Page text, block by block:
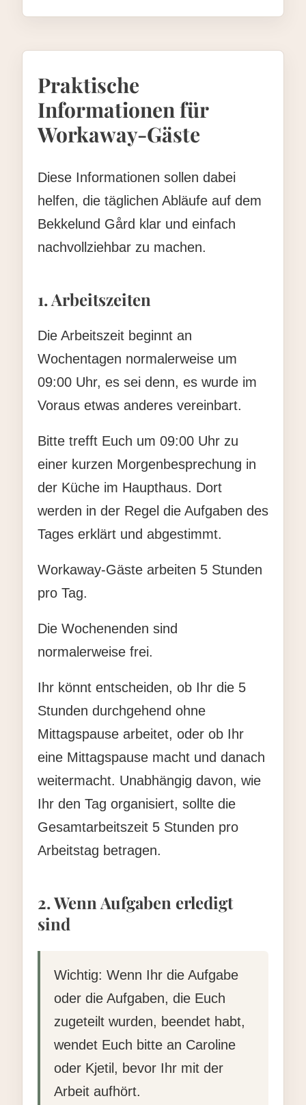
Praktische
Informationen für
Workaway-Gäste
Diese Informationen sollen dabei
helfen, die täglichen Abläufe auf dem
Bekkelund Gård klar und einfach
nachvollziehbar zu machen.
1. Arbeitszeiten
Die Arbeitszeit beginnt an
Wochentagen normalerweise um
09:00 Uhr, es sei denn, es wurde im
Voraus etwas anderes vereinbart.
Bitte trefft Euch um 09:00 Uhr zu
einer kurzen Morgenbesprechung in
der Küche im Haupthaus. Dort
werden in der Regel die Aufgaben des
Tages erklärt und abgestimmt.
Workaway-Gäste arbeiten 5 Stunden
pro Tag.
Die Wochenenden sind
normalerweise frei.
Ihr könnt entscheiden, ob Ihr die 5
Stunden durchgehend ohne
Mittagspause arbeitet, oder ob Ihr
eine Mittagspause macht und danach
weitermacht. Unabhängig davon, wie
Ihr den Tag organisiert, sollte die
Gesamtarbeitszeit 5 Stunden pro
Arbeitstag betragen.
2. Wenn Aufgaben erledigt
sind
Wichtig: Wenn Ihr die Aufgabe
oder die Aufgaben, die Euch
zugeteilt wurden, beendet habt,
wendet Euch bitte an Caroline
oder Kjetil, bevor Ihr mit der
Arbeit aufhört.